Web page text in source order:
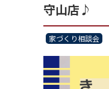
守山店♪
家づくり相談会